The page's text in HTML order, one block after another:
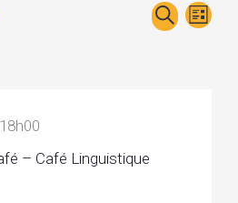
Recherche
Recherche
Liste
– Café Linguistique